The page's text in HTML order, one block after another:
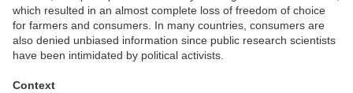
which resulted in an almost complete loss of freedom of choice
for farmers and consumers. In many countries, consumers are
also denied unbiased information since public research scientists
have been intimidated by political activists.
Context